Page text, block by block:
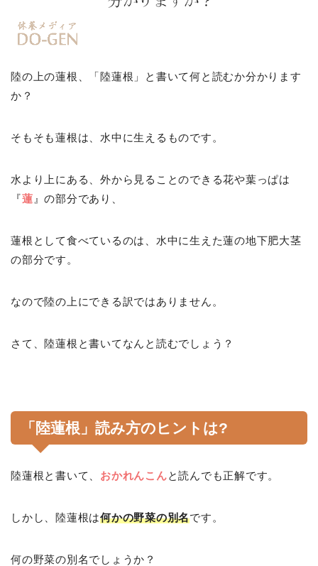
陸の上の蓮根、「陸蓮根」と書いて何と読むか分かります
か？
そもそも蓮根は、水中に生えるものです。
水より上にある、外から見ることのできる花や葉っぱは
『蓮 』の部分であり、
蓮根として食べているのは、水中に生えた蓮の地下肥大茎
の部分です。
なので陸の上にできる訳ではありません。
さて、陸蓮根と書いてなんと読むでしょう？
「陸蓮根」読み方のヒントは?
陸蓮根と書いて、 おかれんこんと読んでも正解です。
しかし、陸蓮根は何かの野菜の別名です。
何の野菜の別名でしょうか？